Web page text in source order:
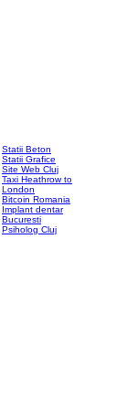
Statii Beton
Statii Grafice
Site Web Cluj
Taxi Heathrow to
London
Bitcoin Romania
Implant dentar
Bucuresti
Psiholog Cluj